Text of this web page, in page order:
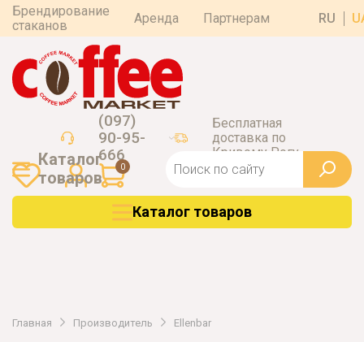
Брендирование
стаканов
Аренда Партнерам RU
(097)
90-95-
666
Бесплатная
доставка по
Кривому Рогу
0
Каталог
товаров
Каталог товаров
Главная Производитель Ellenbar